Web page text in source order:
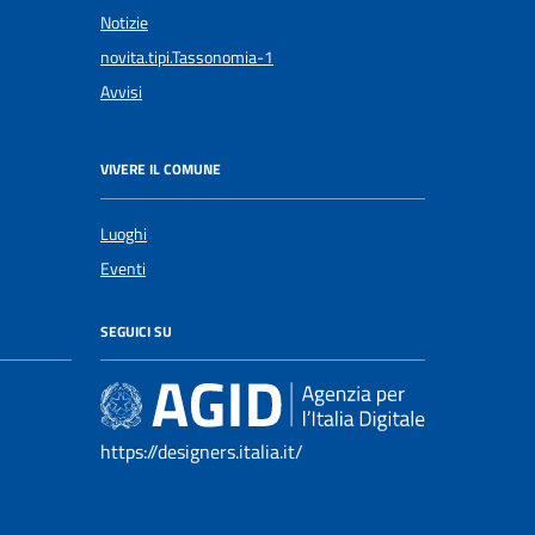
Notizie
novita.tipi.Tassonomia-1
Avvisi
VIVERE IL COMUNE
Luoghi
Eventi
SEGUICI SU
https://designers.italia.it/